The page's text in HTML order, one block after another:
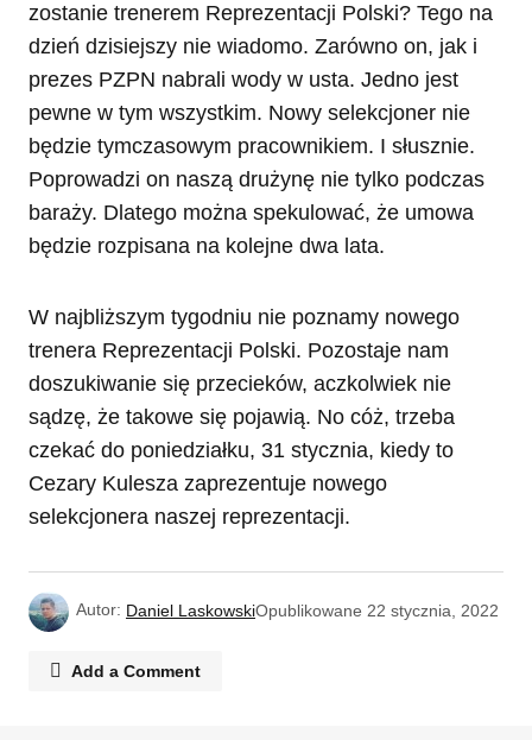
zostanie trenerem Reprezentacji Polski? Tego na
dzień dzisiejszy nie wiadomo. Zarówno on, jak i
prezes PZPN nabrali wody w usta. Jedno jest
pewne w tym wszystkim. Nowy selekcjoner nie
będzie tymczasowym pracownikiem. I słusznie.
Poprowadzi on naszą drużynę nie tylko podczas
baraży. Dlatego można spekulować, że umowa
będzie rozpisana na kolejne dwa lata.
W najbliższym tygodniu nie poznamy nowego
trenera Reprezentacji Polski. Pozostaje nam
doszukiwanie się przecieków, aczkolwiek nie
sądzę, że takowe się pojawią. No cóż, trzeba
czekać do poniedziałku, 31 stycznia, kiedy to
Cezary Kulesza zaprezentuje nowego
selekcjonera naszej reprezentacji.
Autor: Daniel LaskowskiOpublikowane 22 stycznia, 2022
Add a Comment